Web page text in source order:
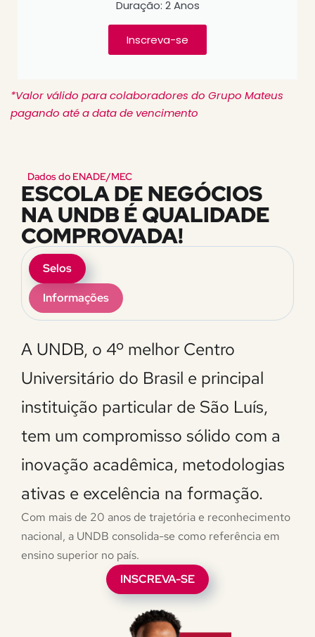
Duração: 2 Anos
Inscreva-se
*Valor válido para colaboradores do Grupo Mateus
pagando até a data de vencimento
Dados do ENADE/MEC
ESCOLA DE NEGÓCIOS
NA UNDB É QUALIDADE
COMPROVADA!
Selos
Informações
A UNDB, o 4º melhor Centro
Universitário do Brasil e principal
instituição particular de São Luís,
tem um compromisso sólido com a
inovação acadêmica, metodologias
ativas e excelência na formação.
Com mais de 20 anos de trajetória e reconhecimento
nacional, a UNDB consolida-se como referência em
ensino superior no país.
INSCREVA-SE